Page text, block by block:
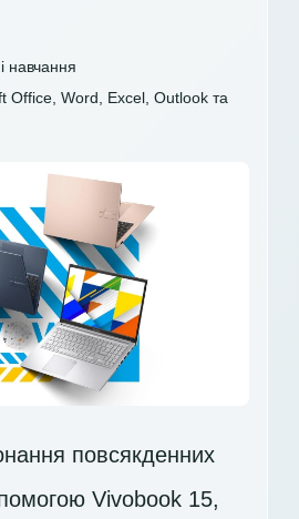
навчання
Office, Word, Excel, Outlook та
повсякденних
Vivobook 15,